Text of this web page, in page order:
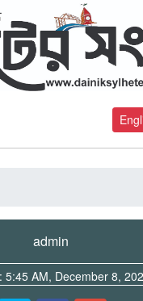
admin
5:45 AM, December 8,